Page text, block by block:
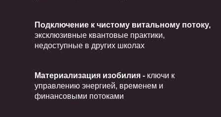
Подключение к чистому витальному потоку,
эксклюзивные квантовые практики,
недоступные в других школах
Материализация изобилия - ключи к
управлению энергией, временем и
финансовыми потоками